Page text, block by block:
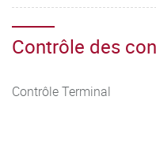
Contrôle des
Contrôle Terminal